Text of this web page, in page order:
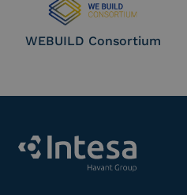
WEBUILD Consortium